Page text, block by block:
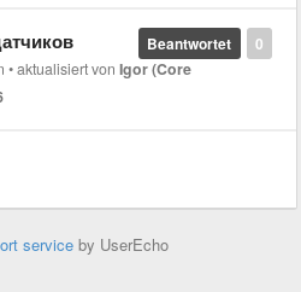
0
Beantwortet
•aktualisiert vonIgor (Core
service by UserEcho